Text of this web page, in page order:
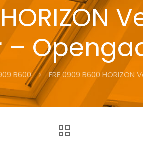
B600 FRE 0909 B600